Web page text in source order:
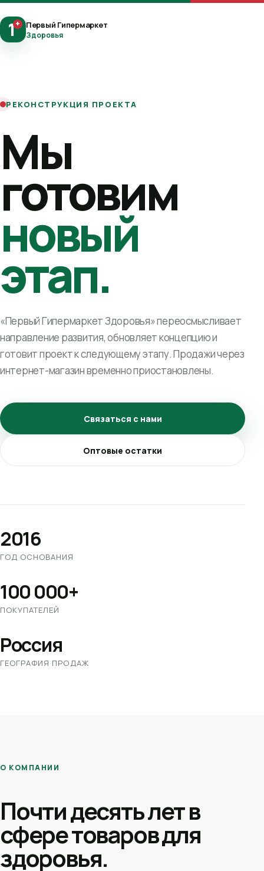
1+ Первый Гипермаркет
Здоровья
РЕКОНСТРУКЦИЯ ПРОЕКТА
Мы
готовим
новый
этап.
«Первый Гипермаркет Здоровья» переосмысливает
направление развития, обновляет концепцию и
готовит проект к следующему этапу. Продажи через
интернет-магазин временно приостановлены.
Связаться с нами
Оптовые остатки
2016
ГОД ОСНОВАНИЯ
100 000+
ПОКУПАТЕЛЕЙ
Россия
ГЕОГРАФИЯ ПРОДАЖ
О КОМПАНИИ
Почти десять лет в
сфере товаров для
здоровья.